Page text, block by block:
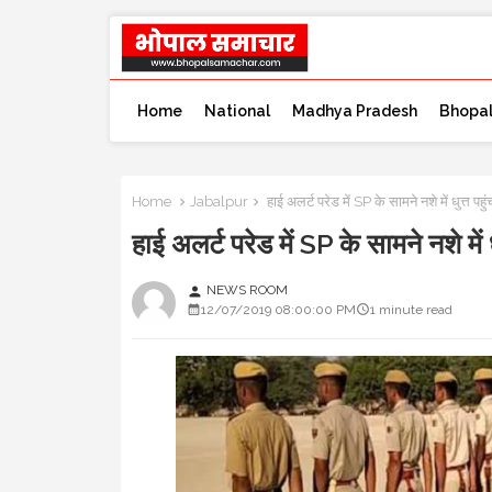
Home National Madhya Pradesh Bhopal
Home Jabalpur हाई अलर्ट परेड में SP के सामने नशे में धुत्त
हाई अलर्ट परेड में SP के सामने नशे
person NEWS ROOM
12/07/2019 08:00:00 PM
1 minute read